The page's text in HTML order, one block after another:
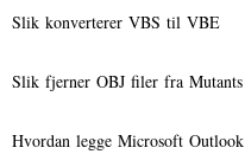
Slik konverterer VBS til VBE
Slik fjerner OBJ filer fra Mutants
Hvordan legge Microsoft Outlook